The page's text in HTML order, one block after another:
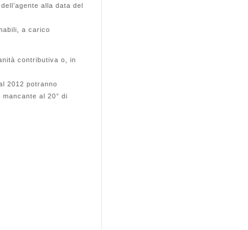
alla data del
a carico
contributiva o, in
2012 potranno
al 20° di